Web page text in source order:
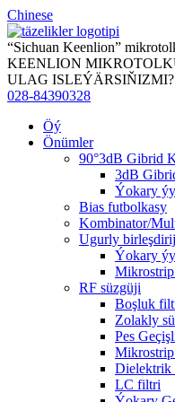
Chinese
“Sichuan Keenlion”
KEENLION
ULAG
028-84390328
Öý
Önümler
90°3dB Gibrid
3dB
Ýokary
Bias futbolkasy
Kombinator/
Ugurly
Ýokary
RF süzgüji
Boşluk
Zolakly
Pes
Dielektrik
LC filtri